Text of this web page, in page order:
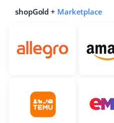
shopGold + Marketplace